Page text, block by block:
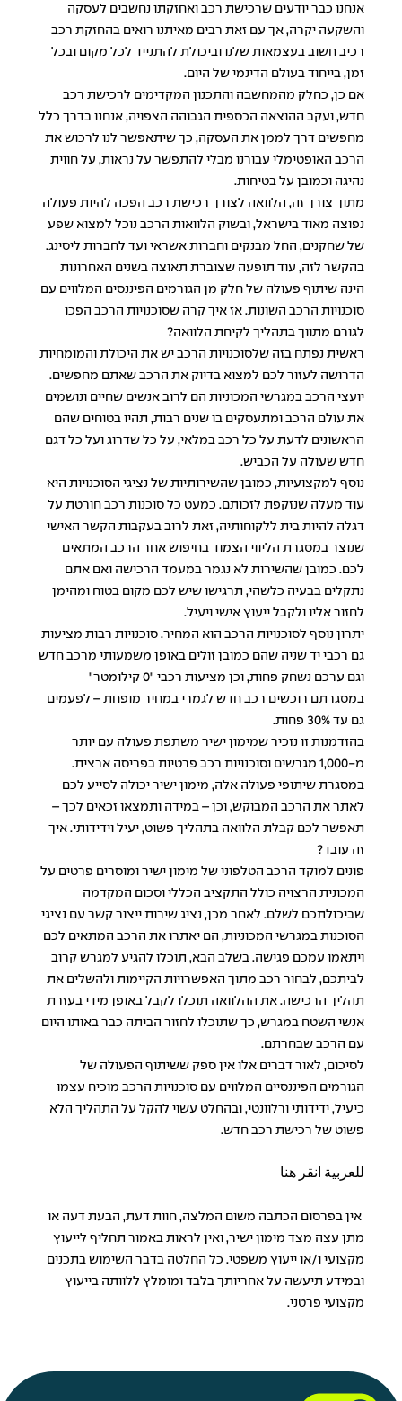
אנחנו כבר יודעים שרכישת רכב ואחזקתו נחשבים לעסקה
והשקעה יקרה, אך עם זאת רבים מאיתנו רואים בהחזקת רכב
רכיב חשוב בעצמאות שלנו וביכולת להתנייד לכל מקום ובכל
זמן, בייחוד בעולם הדינמי של היום.
אם כן, כחלק מהמחשבה והתכנון המקדימים לרכישת רכב
חדש, ועקב ההוצאה הכספית הגבוהה הצפויה, אנחנו בדרך כלל
מחפשים דרך לממן את העסקה, כך שיתאפשר לנו לרכוש את
הרכב האופטימלי עבורנו מבלי להתפשר על נראות, על חווית
נהיגה וכמובן על בטיחות.
מתוך צורך זה, הלוואה לצורך רכישת רכב הפכה להיות פעולה
נפוצה מאוד בישראל, ובשוק הלוואות הרכב נוכל למצוא שפע
של שחקנים, החל מבנקים וחברות אשראי ועד לחברות ליסינג.
בהקשר לזה, עוד תופעה שצוברת תאוצה בשנים האחרונות
הינה שיתוף פעולה של חלק מן הגורמים הפיננסים המלווים עם
סוכנויות הרכב השונות. אז איך קרה שסוכנויות הרכב הפכו
לגורם מתווך בתהליך לקיחת הלוואה?
ראשית נפתח בזה שלסוכנויות הרכב יש את היכולת והמומחיות
הדרושה לעזור לכם למצוא בדיוק את הרכב שאתם מחפשים.
יועצי הרכב במגרשי המכוניות הם לרוב אנשים שחיים ונושמים
את עולם הרכב ומתעסקים בו שנים רבות, תהיו בטוחים שהם
הראשונים לדעת על כל רכב במלאי, על כל שדרוג ועל כל דגם
חדש שעולה על הכביש.
נוסף למקצועיות, כמובן שהשירותיות של נציגי הסוכנויות היא
עוד מעלה שנזקפת לזכותם. כמעט כל סוכנות רכב חורטת על
דגלה להיות בית ללקוחותיה, זאת לרוב בעקבות הקשר האישי
שנוצר במסגרת הליווי הצמוד בחיפוש אחר הרכב המתאים
לכם. כמובן שהשירות לא נגמר במעמד הרכישה ואם אתם
נתקלים בבעיה כלשהי, תרגישו שיש לכם מקום בטוח ומהימן
לחזור אליו ולקבל ייעוץ אישי ויעיל.
יתרון נוסף לסוכנויות הרכב הוא המחיר. סוכנויות רבות מציעות
גם רכבי יד שניה שהם כמובן זולים באופן משמעותי מרכב חדש
וגם ערכם נשחק פחות, וכן מציעות רכבי "0 קילומטר"
במסגרתם רוכשים רכב חדש לגמרי במחיר מופחת – לפעמים
גם עד 30% פחות.
בהזדמנות זו נזכיר שמימון ישיר משתפת פעולה עם יותר
מ-1,000 מגרשים וסוכנויות רכב פרטיות בפריסה ארצית.
במסגרת שיתופי פעולה אלה, מימון ישיר יכולה לסייע לכם
לאתר את הרכב המבוקש, וכן – במידה ותמצאו זכאים לכך –
תאפשר לכם קבלת הלוואה בתהליך פשוט, יעיל וידידותי. איך
זה עובד?
פונים למוקד הרכב הטלפוני של מימון ישיר ומוסרים פרטים על
המכונית הרצויה כולל התקציב הכללי וסכום המקדמה
שביכולתכם לשלם. לאחר מכן, נציג שירות ייצור קשר עם נציגי
הסוכנות במגרשי המכוניות, הם יאתרו את הרכב המתאים לכם
ויתאמו עמכם פגישה. בשלב הבא, תוכלו להגיע למגרש קרוב
לביתכם, לבחור רכב מתוך האפשרויות הקיימות ולהשלים את
תהליך הרכישה. את ההלוואה תוכלו לקבל באופן מידי בעזרת
אנשי השטח במגרש, כך שתוכלו לחזור הביתה כבר באותו היום
עם הרכב שבחרתם.
לסיכום, לאור דברים אלו אין ספק ששיתוף הפעולה של
הגורמים הפיננסיים המלווים עם סוכנויות הרכב מוכיח עצמו
כיעיל, ידידותי ורלוונטי, ובהחלט עשוי להקל על התהליך הלא
פשוט של רכישת רכב חדש.
للعربية انقر هنا
אין בפרסום הכתבה משום המלצה, חוות דעת, הבעת דעה או
מתן עצה מצד מימון ישיר, ואין לראות באמור תחליף לייעוץ
מקצועי ו/או ייעוץ משפטי. כל החלטה בדבר השימוש בתכנים
ובמידע תיעשה על אחריותך בלבד ומומלץ ללוותה בייעוץ
מקצועי פרטני.